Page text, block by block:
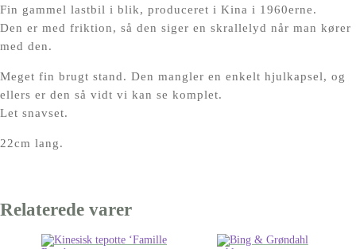
1960erne
antal
Fin gammel lastbil i blik, produceret i Kina i 1960erne.
Den er med friktion, så den siger en skrallelyd når man kører
med den.
Meget fin brugt stand. Den mangler en enkelt hjulkapsel, og
ellers er den så vidt vi kan se komplet.
Let snavset.
22cm lang.
Relaterede varer